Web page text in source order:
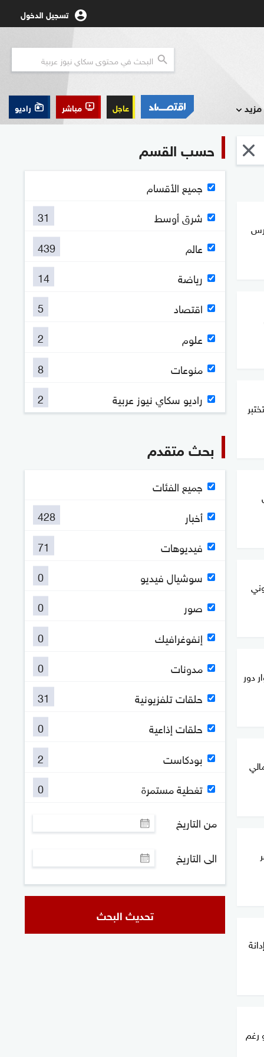
تسجيل الدخول
مزيد عاجل مباشر راديو
دور
رغم
حسب القسم
جميع الأقسام
شرق أوسط
31
عالم
439
رياضة
14
اقتصاد
5
علوم
2
منوعات
8
راديو سكاي نيوز عربية
2
بحث متقدم
جميع الفئات
أخبار
428
فيديوهات
71
سوشيال فيديو
0
صور
0
إنفوغرافيك
0
مدونات
0
حلقات تلفزيونية
31
حلقات إذاعية
0
بودكاست
2
تغطية مستمرة
0
من التاريخ
الى التاريخ
تحديث البحث